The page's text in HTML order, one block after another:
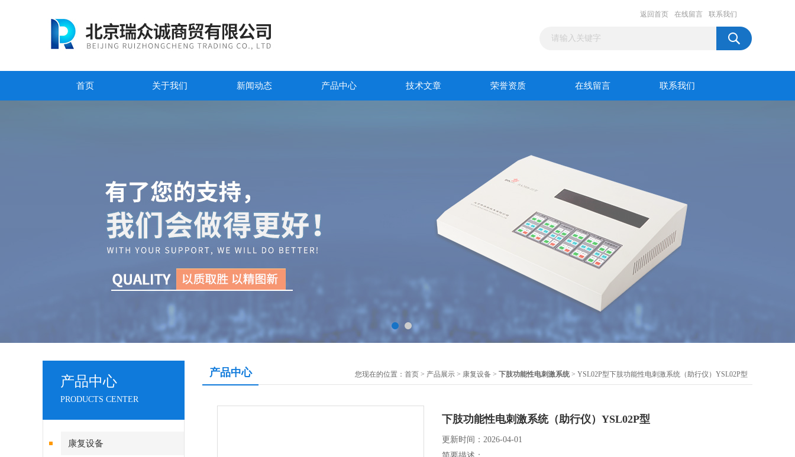
返回首页 在线留言 联系我们
首页 关于我们 新闻动态 产品中心 技术文章 荣誉资质 在线留言 联系我们
产品中心
PRODUCTS CENTER
康复设备
产品中心 您现在的位置： 首页 > 产品展示 > 康复设备 > 下肢功能性电刺激系统 > YSL02P型下肢功能性电刺激系统（助行仪）YSL02P型
下肢功能性电刺激系统（助行仪）YSL02P型
更新时间：2026-04-01